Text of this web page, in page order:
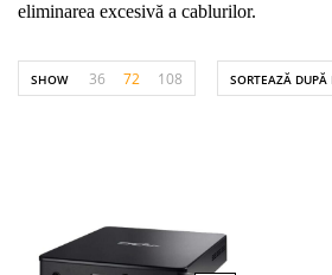
eliminarea excesivă a cablurilor.
SORTEAZĂ DUPĂ
SHOW 36 72 108